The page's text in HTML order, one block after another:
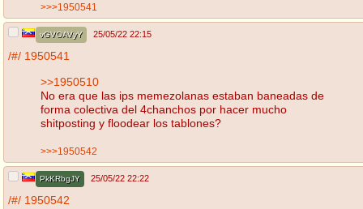
>>>1950541
vGVOAVyY 25/05/22 22:15
/#/ 1950541
>>1950510
No era que las ips memezolanas estaban baneadas de
forma colectiva del 4chanchos por hacer mucho
shitposting y floodear los tablones?
>>>1950542
PkKRbgJY 25/05/22 22:22
/#/ 1950542